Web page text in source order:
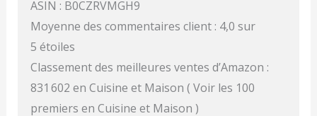
ASIN : B0CZRVMGH9
Moyenne des commentaires client : 4,0 sur
5 étoiles
Classement des meilleures ventes d’Amazon :
831 602 en Cuisine et Maison ( Voir les 100
premiers en Cuisine et Maison )